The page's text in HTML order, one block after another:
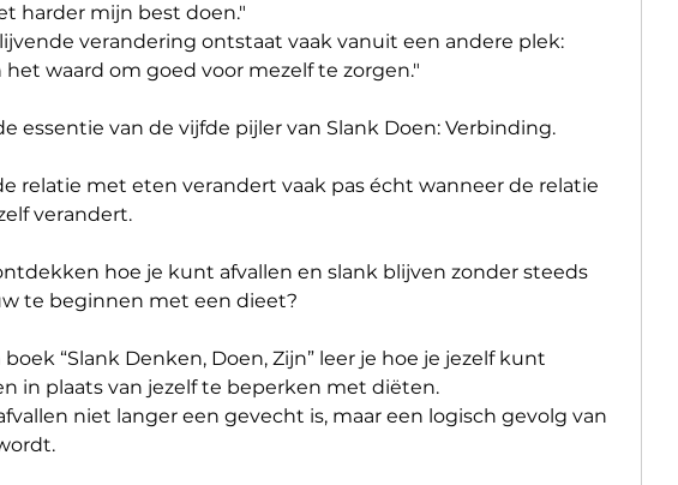
harder mijn best doen."
verandering ontstaat vaak vanuit een andere plek:
het waard om goed voor mezelf te zorgen."
essentie van de vijfde pijler van Slank Doen: Verbinding.
relatie met eten verandert vaak pas écht wanneer de relatie
verandert.
hoe je kunt afvallen en slank blijven zonder steeds
te beginnen met een dieet?
“Slank Denken, Doen, Zijn” leer je hoe je jezelf kunt
in plaats van jezelf te beperken met diëten.
niet langer een gevecht is, maar een logisch gevolg van